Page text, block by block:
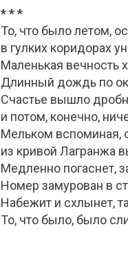
* * *
То, что было летом,
в гулких коридорах
Маленькая вечность
Длинный дождь по
Счастье вышло
и потом, конечно,
Мельком вспоминая,
из кривой Лагранжа
Медленно погаснет,
Номер замурован в
Набежит и схлынет,
То, что было, было